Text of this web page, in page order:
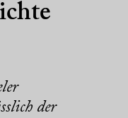
der